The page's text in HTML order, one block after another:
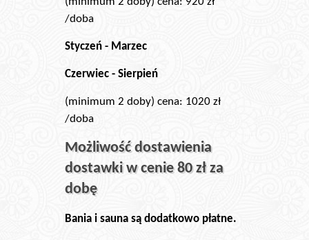
/doba
Styczeń - Marzec
Czerwiec - Sierpień
(minimum 2 doby) cena: 1020 zł
/doba
Możliwość dostawienia
dostawki w cenie 80 zł za
dobę
Bania i sauna są dodatkowo płatne.